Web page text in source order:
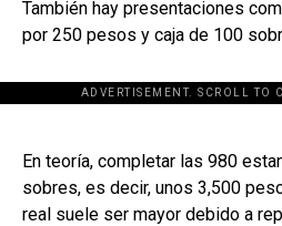
También hay presentaciones
por 250 pesos y caja de 100
ADVERTISEMENT. SCROLL TO
[adsforwp
En teoría, completar las 980
sobres, es decir, unos 3,500
real suele ser mayor debido a